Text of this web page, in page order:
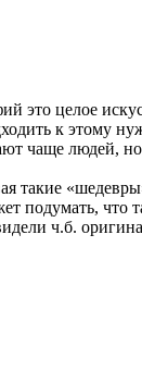
это целое
к этому
чаще людей,
такие
подумать, что
ч.б.